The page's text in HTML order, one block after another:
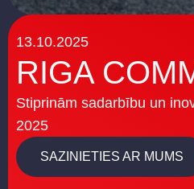
13.10.2025
RIGA
Stiprinām sadarbību un
2025
SAZINIETIES AR MUMS